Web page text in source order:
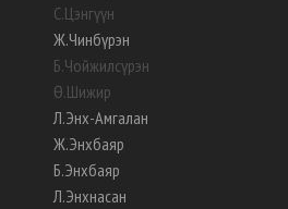
С.Цэнгүүн
Ж.Чинбүрэн
Б.Чойжилсүрэн
Ө.Шижир
Л.Энх-Амгалан
Ж.Энхбаяр
Б.Энхбаяр
Л.Энхнасан